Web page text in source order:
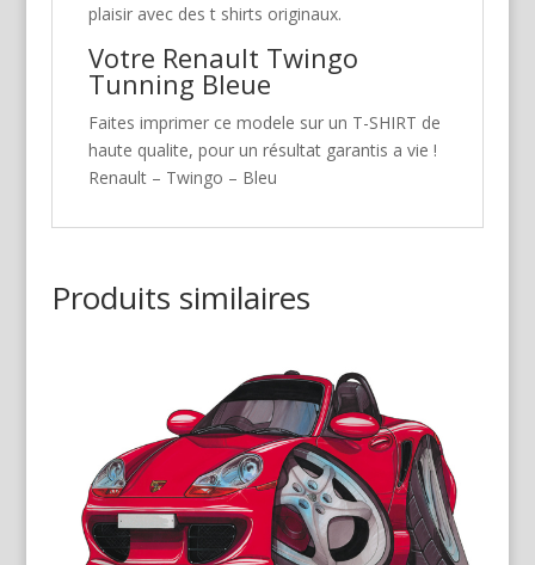
plaisir avec des t shirts originaux.
Votre Renault Twingo
Tunning Bleue
Faites imprimer ce modele sur un T-SHIRT de
haute qualite, pour un résultat garantis a vie !
Renault – Twingo – Bleu
Produits similaires